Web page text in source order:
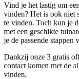
Vind je het lastig om
vinden? Het is ook niet
te vinden. Toch kun je
met een geschikte
je de passende stappen
Dankzij onze 3 gratis
contact komen met de
vinden.